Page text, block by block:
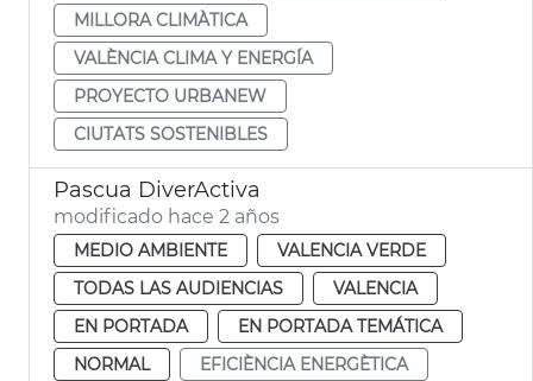
MILLORA CLIMÀTICA
VALÈNCIA CLIMA Y ENERGÍA
PROYECTO URBANEW
CIUTATS SOSTENIBLES
Pascua DiverActiva
modificado hace 2 años
MEDIO AMBIENTE
VALENCIA VERDE
TODAS LAS AUDIENCIAS
VALENCIA
EN PORTADA
EN PORTADA TEMÁTICA
NORMAL
EFICIÈNCIA ENERGÈTICA